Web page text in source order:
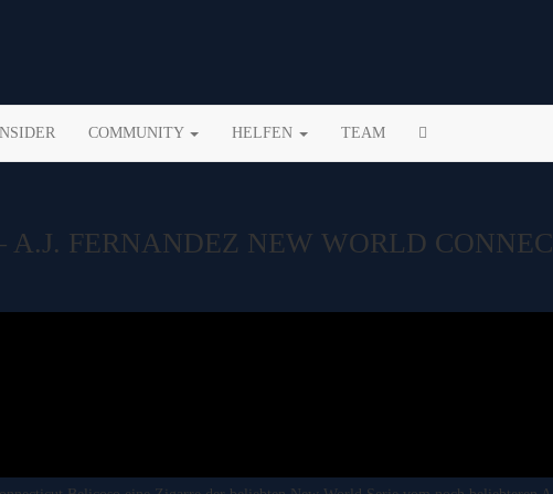
COMMUNITY HELFEN TEAM
FERNANDEZ NEW WORLD